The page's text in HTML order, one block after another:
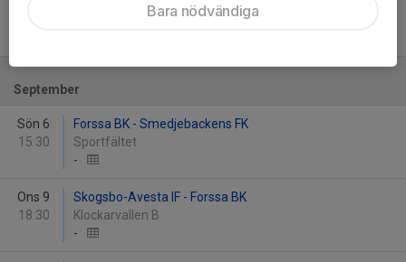
Vasaliden Arena
September
Sön 6
15:30
Forssa BK - Smedjebackens FK
Sportfältet
-
Ons 9
18:30
Skogsbo-Avesta IF - Forssa BK
Klockarvallen B
-
Bara nödvändiga